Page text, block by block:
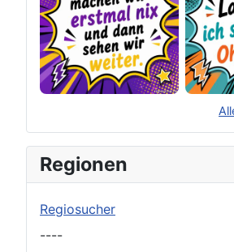
Original herunterladen
Regionen
Regiosucher
----